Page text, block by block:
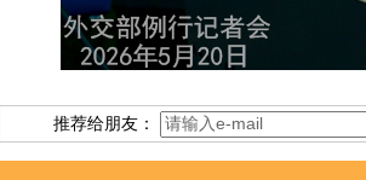
推荐给朋友：